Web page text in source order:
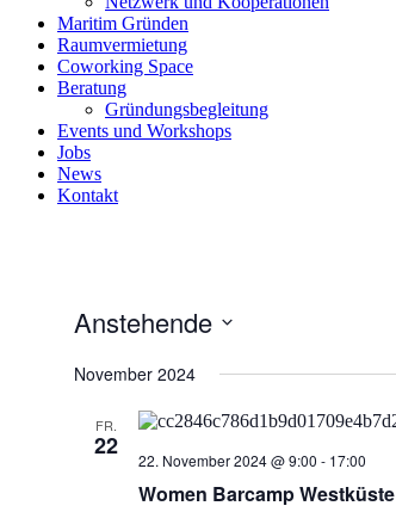
Maritim Gründen
Raumvermietung
Coworking Space
Beratung
Gründungsbegleitung
Events und Workshops
Jobs
News
Kontakt
Anstehende
wählen.
November 2024
FR.
22 22. November 2024 @ 9:00 - 17:00
Women Barcamp Westküste